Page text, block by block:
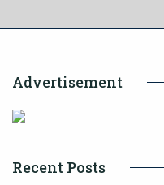
Advertisement
Recent Posts